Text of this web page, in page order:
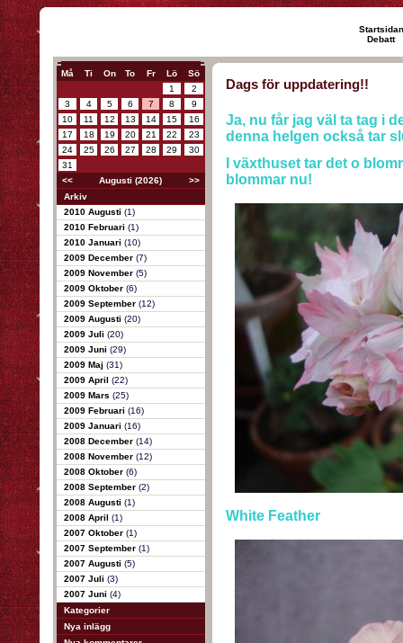
Startsidan
Debatt
Må Ti On To Fr Lö
Sö
1
2
3
4 5 6 7 8
9
10
11 12 13 14 15
16
17
18 19 20 21 22
23
24
25 26 27 28 29
30
31
<<
Augusti (2026)
>>
Arkiv
2010 Augusti (1)
2010 Februari (1)
2010 Januari (10)
2009 December (7)
2009 November (5)
2009 Oktober (6)
2009 September (12)
2009 Augusti (20)
2009 Juli (20)
2009 Juni (29)
2009 Maj (31)
2009 April (22)
2009 Mars (25)
2009 Februari (16)
2009 Januari (16)
2008 December (14)
2008 November (12)
2008 Oktober (6)
2008 September (2)
2008 Augusti (1)
2008 April (1)
2007 Oktober (1)
2007 September (1)
2007 Augusti (5)
2007 Juli (3)
2007 Juni (4)
Kategorier
Nya inlägg
Dags för uppdatering!!
Ja, nu får jag väl ta tag i
denna helgen också tar
I växthuset tar det o
blommar nu!
White Feather